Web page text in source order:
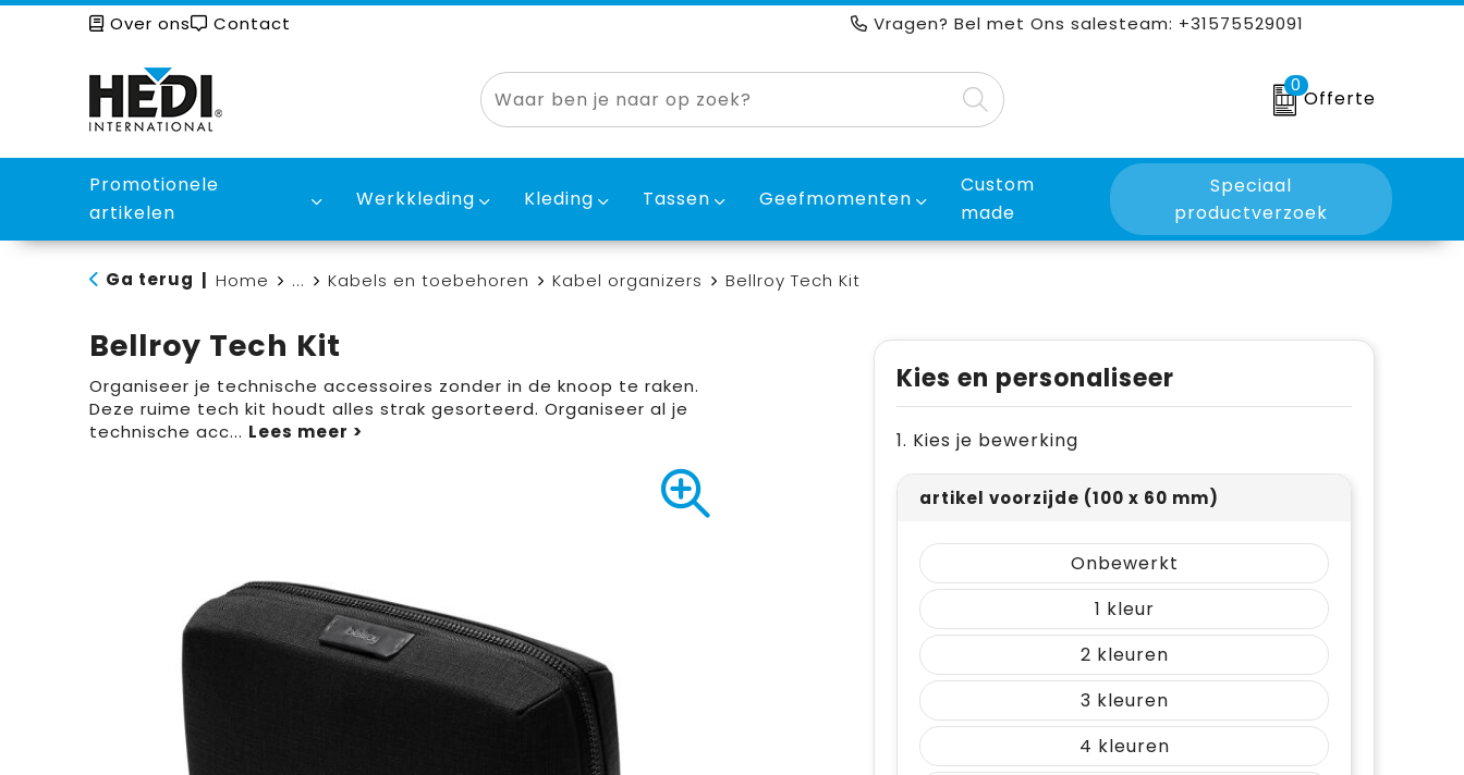
Over ons Contact Vragen? Bel met Ons salesteam: +31575529091
0
Offerte
Promotionele
artikelen
Werkkleding Kleding Tassen Geefmomenten
Custom
made
Speciaal
productverzoek
Ga terug Home ... Kabels en toebehoren Kabel organizers Bellroy Tech Kit
Bellroy Tech Kit
Organiseer je technische accessoires zonder in de knoop te raken.
Deze ruime tech kit houdt alles strak gesorteerd. Organiseer al je
technische acc...
Kies en personaliseer
1. Kies je bewerking
artikel voorzijde (100 x 60 mm)
Onbewerkt
1
2
3
4